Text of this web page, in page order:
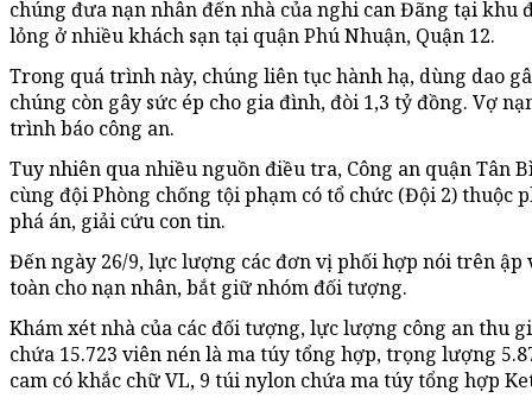
chúng đưa nạn nhân đến nhà của nghi can Đãng tại khu
lỏng ở nhiều khách sạn tại quận Phú Nhuận, Quận 12.
Trong quá trình này, chúng liên tục hành hạ, dùng dao
chúng còn gây sức ép cho gia đình, đòi 1,3 tỷ đồng. Vợ
trình báo công an.
Tuy nhiên qua nhiều nguồn điều tra, Công an quận Tân
cùng đội Phòng chống tội phạm có tổ chức (Đội 2) thuộc
phá án, giải cứu con tin.
Đến ngày 26/9, lực lượng các đơn vị phối hợp nói trên ập
toàn cho nạn nhân, bắt giữ nhóm đối tượng.
Khám xét nhà của các đối tượng, lực lượng công an thu
chứa 15.723 viên nén là ma túy tổng hợp, trọng lượng
cam có khắc chữ VL, 9 túi nylon chứa ma túy tổng hợp